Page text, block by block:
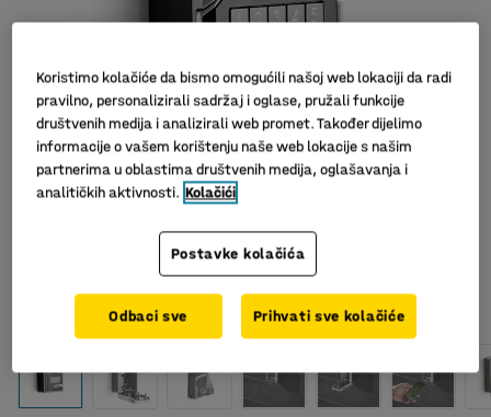
Slični proizvodi
Koristimo kolačiće da bismo omogućili našoj web lokaciji da radi
pravilno, personalizirali sadržaj i oglase, pružali funkcije
društvenih medija i analizirali web promet. Također dijelimo
informacije o vašem korištenju naše web lokacije s našim
partnerima u oblastima društvenih medija, oglašavanja i
analitičkih aktivnosti. Kolačići
Postavke kolačića
Odbaci sve Prihvati sve kolačiće